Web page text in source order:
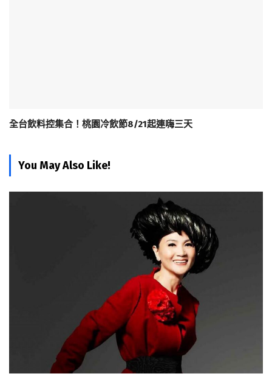
全台飲料控集合！桃園冷飲節8/21起連嗨三天
You May Also Like!